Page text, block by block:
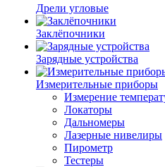
Дрели угловые
Заклёпочники
Зарядные устройства
Измерительные приборы
Измерение
Локаторы
Дальномеры
Лазерные нивелиры
Пирометр
Тестеры